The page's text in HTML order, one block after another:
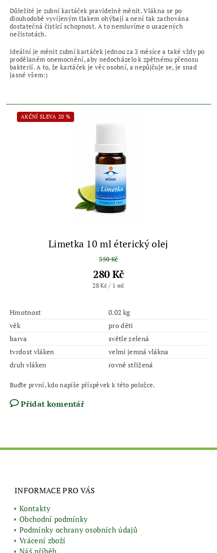
Důležité je zubní kartáček pravidelně měnit. Vlákna se po
dlouhodobě vyvíjeným tlakem ohýbají a není tak zachována
dostatečná čisticí schopnost. A to nemluvíme o usazených
nečistotách.
Ideální je měnit zubní kartáček jednou za 3 měsíce a také vždy po
prodělaném onemocnění, aby nedocházelo k zpětnému přenosu
bakterií. A to, že kartáček je věc osobní, a nepůjčuje se, je snad
jasné všem:)
AKČNÍ SLEVA 20 %
Limetka 10 ml éterický olej
350 Kč
280 Kč
28 Kč / 1 ml
Hmotnost
0.02 kg
věk
pro děti
barva
světle zelená
tvrdost vláken
velmi jemná vlákna
druh vláken
rovně střižená
Buďte první, kdo napíše příspěvek k této položce.
Přidat komentář
INFORMACE PRO VÁS
Kontakty
Obchodní podmínky
Podmínky ochrany osobních údajů
Vrácení zboží
Náš příběh